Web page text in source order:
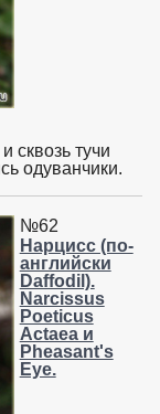
сквозь тучи
одуванчики.
№62
Нарцисс (по-
английски
Daffodil).
Narcissus
Poeticus
Actaea и
Pheasant's
Eye.